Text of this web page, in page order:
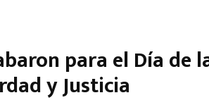
para el Día de
y Justicia